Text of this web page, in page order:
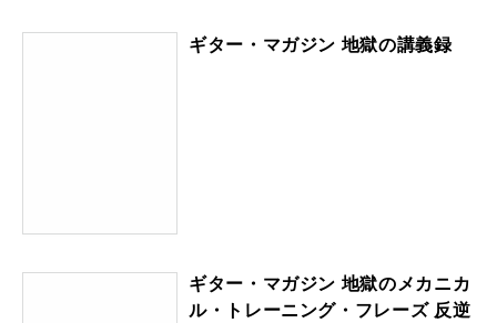
ギター・マガジン 地獄の講義録
ギター・マガジン 地獄のメカニカ
ル・トレーニング・フレーズ 反逆